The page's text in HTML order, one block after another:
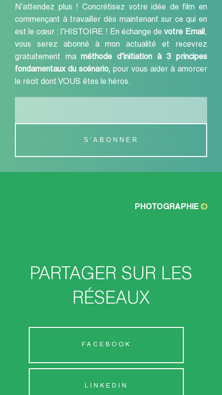
N’attendez plus ! Concrétisez votre idée de film en
commençant à travailler dès maintenant sur ce qui en
est le cœur : l’HISTOIRE ! En échange de votre Email,
vous serez abonné à mon actualité et recevrez
gratuitement ma méthode d’initiation à
3 principes
fondamentaux du scénario, pour vous aider à amorcer
le récit dont VOUS êtes le héros.
PHOTOGRAPHIE
PARTAGER SUR LES
RÉSEAUX
FACEBOOK
LINKEDIN